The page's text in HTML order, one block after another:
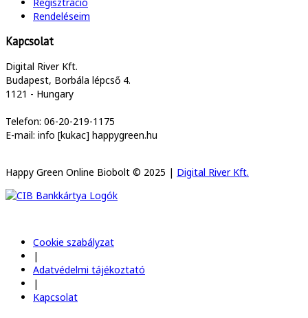
Rendeléseim
Kapcsolat
Digital River Kft.
Budapest, Borbála lépcső 4.
1121 - Hungary
Telefon: 06-20-219-1175
E-mail: info [kukac] happygreen.hu
Happy Green Online Biobolt © 2025 | Digital River Kft.
Cookie szabályzat
|
Adatvédelmi tájékoztató
|
Kapcsolat